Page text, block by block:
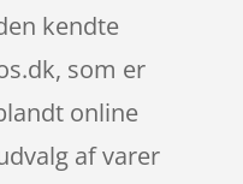
kendte
som er
online
af varer